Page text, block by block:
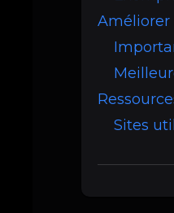
Améliorer
Sites